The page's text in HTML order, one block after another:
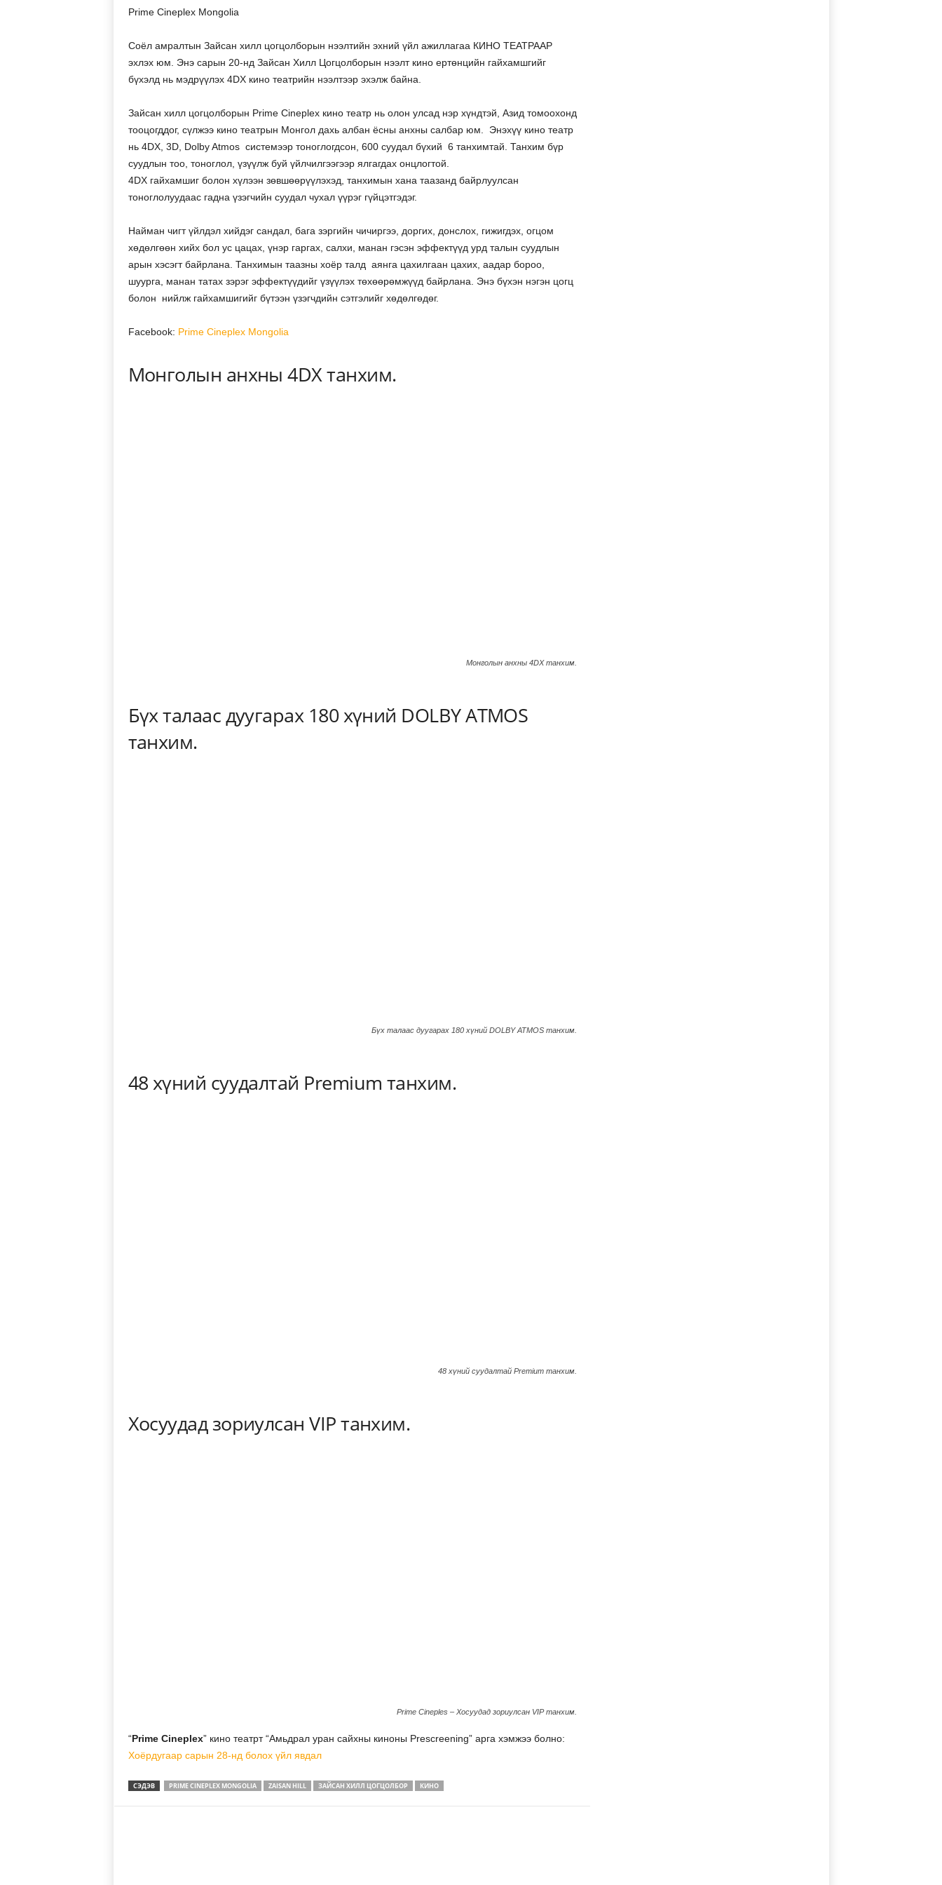
Prime Cineplex Mongolia
Соёл амралтын Зайсан хилл цогцолборын нээлтийн эхний үйл ажиллагаа КИНО ТЕАТРААР
эхлэх юм. Энэ сарын 20-нд Зайсан Хилл Цогцолборын нээлт кино ертөнцийн гайхамшгийг
бүхэлд нь мэдрүүлэх 4DX кино театрийн нээлтээр эхэлж байна.
Зайсан хилл цогцолборын Prime Cineplex кино театр нь олон улсад нэр хүндтэй, Азид томоохонд
тооцогддог, сүлжээ кино театрын Монгол дахь албан ёсны анхны салбар юм. Энэхүү кино театр
нь 4DX, 3D, Dolby Atmos системээр тоноглогдсон, 600 суудал бүхий 6 танхимтай. Танхим бүр
суудлын тоо, тоноглол, үзүүлж буй үйлчилгээгээр ялгагдах онцлогтой.
4DХ гайхамшиг болон хүлээн зөвшөөрүүлэхэд, танхимын хана таазанд байрлуулсан
тоноглолуудаас гадна үзэгчийн суудал чухал үүрэг гүйцэтгэдэг.
Найман чигт үйлдэл хийдэг сандал, бага зэргийн чичиргээ, доргих, донслох, гижигдэх, огцом
хөдөлгөөн хийх бол ус цацах, үнэр гаргах, салхи, манан гэсэн эффектүүд урд талын суудлын
арын хэсэгт байрлана. Танхимын таазны хоёр талд аянга цахилгаан цахих, аадар бороо,
шуурга, манан татах зэрэг эффектүүдийг үзүүлэх төхөөрөмжүүд байрлана. Энэ бүхэн нэгэн цогц
болон нийлж гайхамшигийг бүтээн үзэгчдийн сэтгэлийг хөдөлгөдөг.
Facebook: Prime Cineplex Mongolia
Монголын анхны 4DX танхим.
Монголын анхны 4DX танхим.
Бүх талаас дуугарах 180 хүний DOLBY ATMOS
танхим.
Бүх талаас дуугарах 180 хүний DOLBY ATMOS танхим.
48 хүний суудалтай Premium танхим.
48 хүний суудалтай Premium танхим.
Хосуудад зориулсан VIP танхим.
Prime Cineples – Хосуудад зориулсан VIP танхим.
“Prime Cineplex” кино театрт “Амьдрал уран сайхны киноны Prescreening” арга хэмжээ болно:
Хоёрдугаар сарын 28-нд болох үйл явдал
СЭДЭВ PRIME CINEPLEX MONGOLIA ZAISAN HILL ЗАЙСАН ХИЛЛ ЦОГЦОЛБОР КИНО